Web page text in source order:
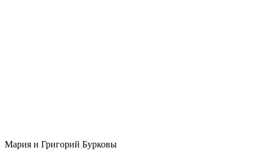
Мария и Григорий Бурковы